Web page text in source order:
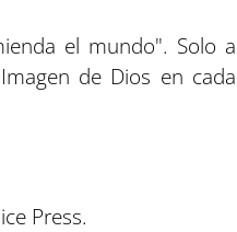
el mundo". Solo a
de Dios en cada
Press.